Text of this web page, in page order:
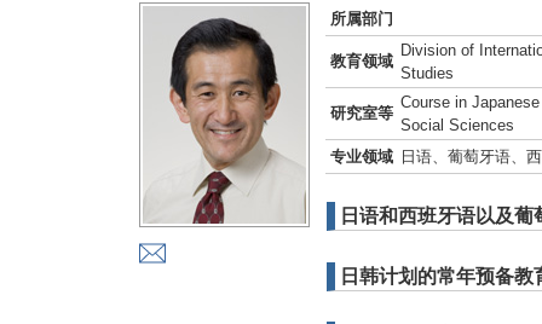
所属部门
教育领域
Division of
Studies
研究室等
Course in
Social Sciences
专业领域 日语、葡萄牙语、
日语和西班牙语以及
日韩计划的常年预备